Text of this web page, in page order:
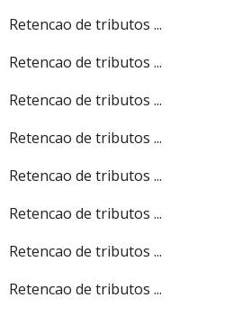
Retencao de tributos ...
Retencao de tributos ...
Retencao de tributos ...
Retencao de tributos ...
Retencao de tributos ...
Retencao de tributos ...
Retencao de tributos ...
Retencao de tributos ...